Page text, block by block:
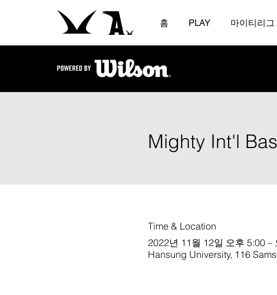
홈 PLAY 마이티리그
Mighty Int'l
Time & Location
2022년 11월 12일 오후 5:00 –
Hansung University, 116